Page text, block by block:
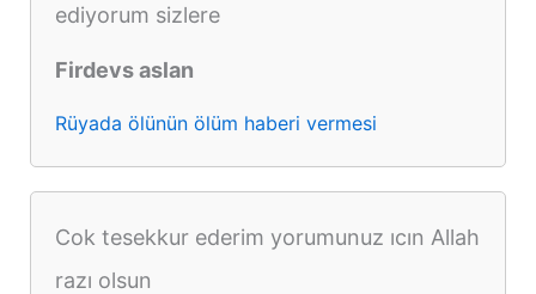
ediyorum sizlere
Firdevs aslan
Rüyada ölünün ölüm haberi vermesi
Cok tesekkur ederim yorumunuz ıcın Allah
razı olsun